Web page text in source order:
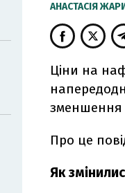
АНАСТАСІЯ
Ціни на
зменшення
Про це
Як